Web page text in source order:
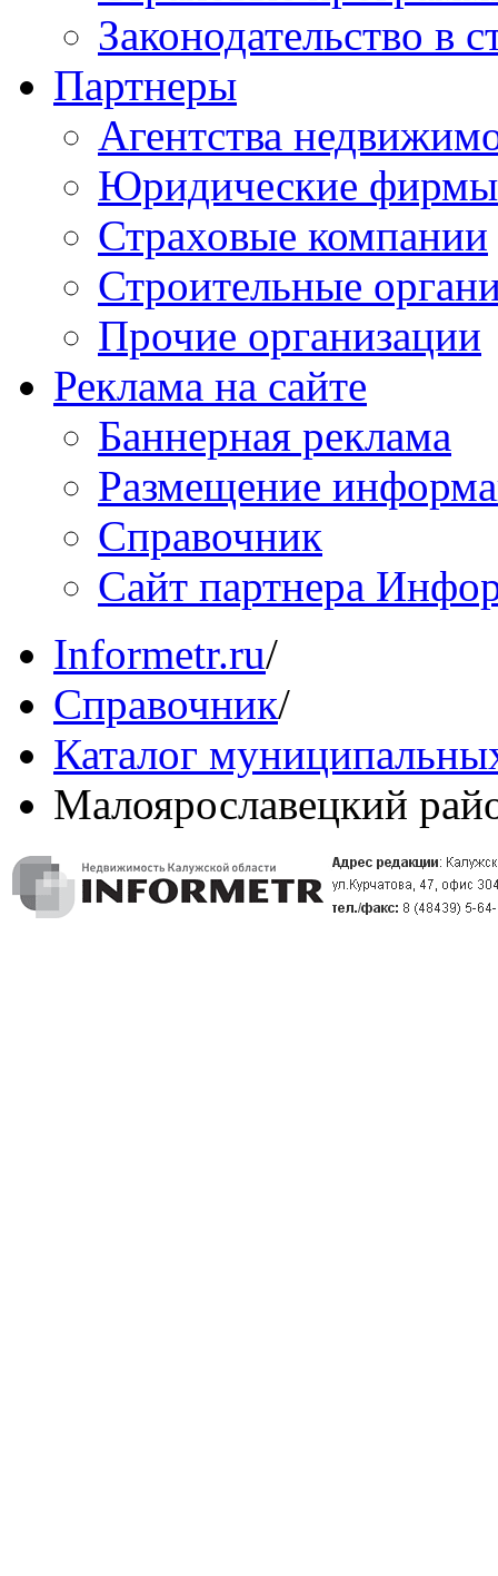
Законодательство в
Партнеры
Агентства
Юридические фирмы
Страховые компании
Строительные
Прочие организации
Реклама на сайте
Баннерная реклама
Размещение
Справочник
Сайт партнера
Informetr.ru/
Справочник/
Каталог
Малоярославецкий